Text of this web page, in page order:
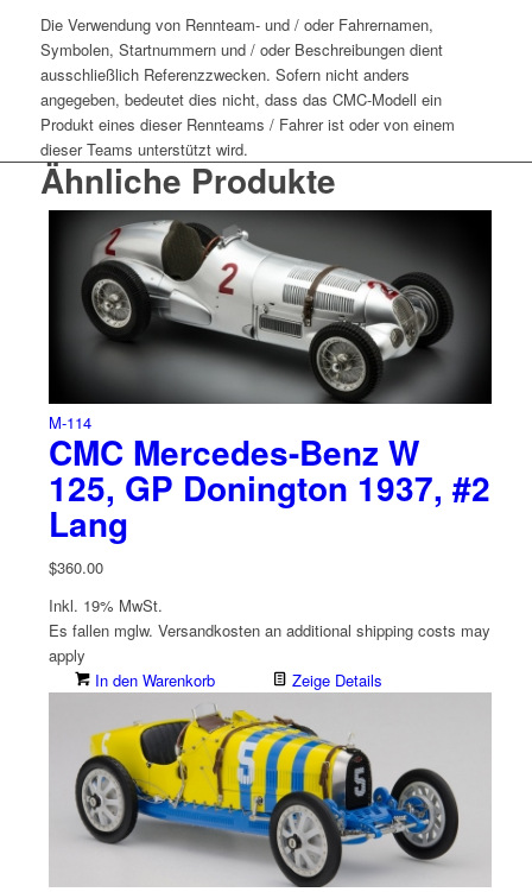
Die Verwendung von Rennteam- und / oder Fahrernamen,
Symbolen, Startnummern und / oder Beschreibungen dient
ausschließlich Referenzzwecken. Sofern nicht anders
angegeben, bedeutet dies nicht, dass das CMC-Modell ein
Produkt eines dieser Rennteams / Fahrer ist oder von einem
dieser Teams unterstützt wird.
Ähnliche Produkte
M-114
CMC Mercedes-Benz W
125, GP Donington 1937, #2
Lang
$360.00
Inkl. 19% MwSt.
Es fallen mglw. Versand­kosten an additional shipping costs may
apply
In den Warenkorb
Zeige Details